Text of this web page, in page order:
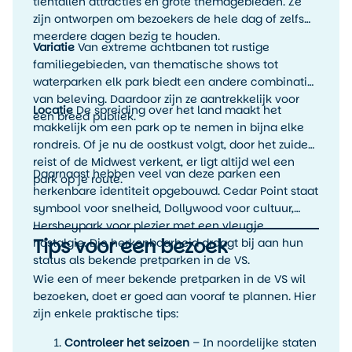
zijn ontworpen om bezoekers de hele dag of zelfs
meerdere dagen bezig te houden.
Variatie Van extreme achtbanen tot rustige
familiegebieden, van thematische shows tot
waterparken elk park biedt een andere combinatie
van beleving. Daardoor zijn ze aantrekkelijk voor
een breed publiek.
LocatieDe spreiding over het land maakt het
makkelijk om een park op te nemen in bijna elke
rondreis. Of je nu de oostkust volgt, door het zuiden
reist of de Midwest verkent, er ligt altijd wel een
park op je route.
Daarnaast hebben veel van deze parken een
herkenbare identiteit opgebouwd. Cedar Point staat
symbool voor snelheid, Dollywood voor cultuur,
Hersheypark voor plezier met een vleugje
nostalgie. Die herkenbaarheid draagt bij aan hun
status als bekende pretparken in de VS.
Tips voor een bezoek
Wie een of meer bekende pretparken in de VS wil
bezoeken, doet er goed aan vooraf te plannen. Hier
zijn enkele praktische tips:
Controleer het seizoen – In noordelijke staten